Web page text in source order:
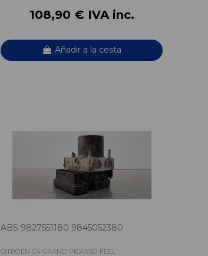
108,90 € IVA inc.
Añadir a la cesta
ABS 9827551180 9845052380
CITROËN C4 GRAND PICASSO FEEL